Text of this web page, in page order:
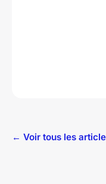
← Voir tous les